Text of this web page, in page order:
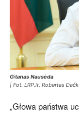
Gitanas Nausėda
| Fot. LRP.lt, Robertas
„Głowa państwa